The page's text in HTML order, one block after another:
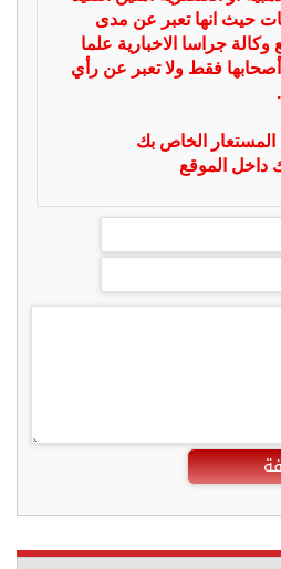
حيث انها تعبر عن مدى
جراسا الاخبارية علما
أصحابها فقط ولا تعبر عن رأي
الخاص بك
داخل الموقع